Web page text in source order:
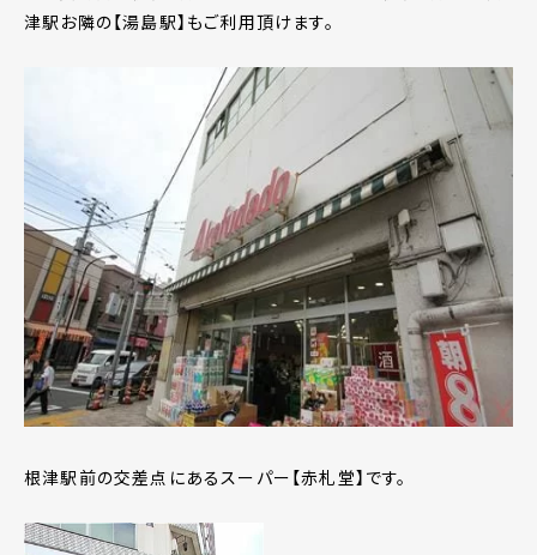
津駅お隣の【湯島駅】もご利用頂けます。
根津駅前の交差点にあるスーパー【赤札堂】です。